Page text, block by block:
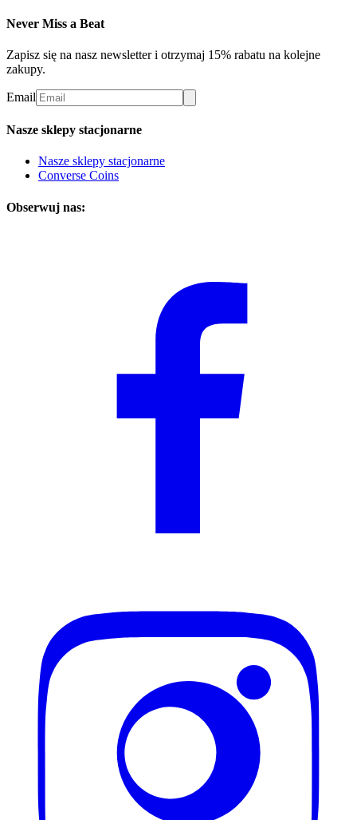
Never Miss a Beat
Zapisz się na nasz newsletter i otrzymaj 15% rabatu na kolejne
zakupy.
Email
Nasze sklepy stacjonarne
Nasze sklepy stacjonarne
Converse Coins
Obserwuj nas: